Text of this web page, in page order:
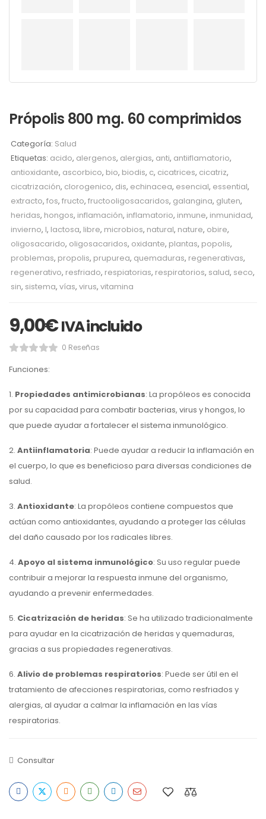
Própolis 800 mg. 60 comprimidos
Categoría: Salud
Etiquetas: acido, alergenos, alergias, anti, antiiflamatorio,
antioxidante, ascorbico, bio, biodis, c, cicatrices, cicatriz,
cicatrización, clorogenico, dis, echinacea, esencial, essential,
extracto, fos, fructo, fructooligosacaridos, galangina, gluten,
heridas, hongos, inflamación, inflamatorio, inmune, inmunidad,
invierno, l, lactosa, libre, microbios, natural, nature, obire,
oligosacarido, oligosacaridos, oxidante, plantas, popolis,
problemas, propolis, prupurea, quemaduras, regenerativas,
regenerativo, resfriado, respiatorias, respiratorios, salud, seco,
sin, sistema, vías, virus, vitamina
9,00€IVA incluido
0 Reseñas
Funciones:
1. Propiedades antimicrobianas: La propóleos es conocida
por su capacidad para combatir bacterias, virus y hongos, lo
que puede ayudar a fortalecer el sistema inmunológico.
2. Antiinflamatoria: Puede ayudar a reducir la inflamación en
el cuerpo, lo que es beneficioso para diversas condiciones de
salud.
3. Antioxidante: La propóleos contiene compuestos que
actúan como antioxidantes, ayudando a proteger las células
del daño causado por los radicales libres.
4. Apoyo al sistema inmunológico: Su uso regular puede
contribuir a mejorar la respuesta inmune del organismo,
ayudando a prevenir enfermedades.
5. Cicatrización de heridas: Se ha utilizado tradicionalmente
para ayudar en la cicatrización de heridas y quemaduras,
gracias a sus propiedades regenerativas.
6. Alivio de problemas respiratorios: Puede ser útil en el
tratamiento de afecciones respiratorias, como resfriados y
alergias, al ayudar a calmar la inflamación en las vías
respiratorias.
Consultar